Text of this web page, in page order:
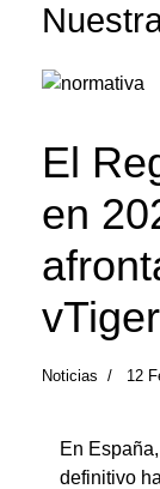
El
en
Noticias 12
En
definitivo